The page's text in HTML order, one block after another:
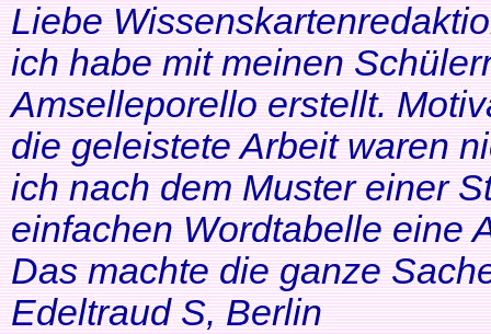
Liebe
ich habe mit meinen
Amselleporello erstellt.
die geleistete Arbeit waren
ich nach dem Muster einer
einfachen Wordtabelle eine
Das machte die ganze
Edeltraud S, Berlin